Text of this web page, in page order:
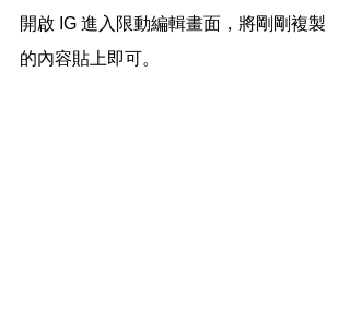
開啟 IG 進入限動編輯畫面，將剛剛複製
的內容貼上即可。